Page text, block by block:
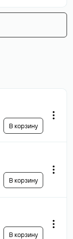
В корзину
В корзину
В корзину